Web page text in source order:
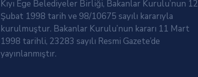
Kıyı Ege Belediyeler Birliği, Bakanlar Kurulu’nun 12
Şubat 1998 tarih ve 98/10675 sayılı kararıyla
kurulmuştur. Bakanlar Kurulu’nun kararı 11 Mart
1998 tarihli, 23283 sayılı Resmi Gazete’de
yayınlanmıştır.